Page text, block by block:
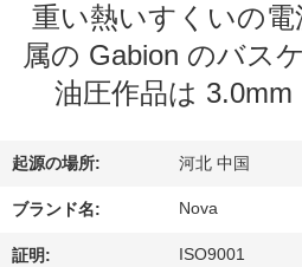
オ
シ
ョ
ー
重い熱いすくいの
属の Gabion のバス
油圧作品は
起源の場所: 河北 中国
ブランド名: Nova
証明: ISO9001